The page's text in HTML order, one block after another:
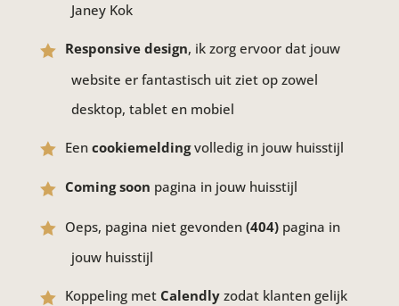
Janey Kok
Responsive design, ik zorg ervoor dat jouw
website er fantastisch uit ziet op zowel
desktop, tablet en mobiel
Een cookiemeldingvolledig in jouw huisstijl
Coming soon pagina in jouw huisstijl
Oeps, pagina niet gevonden (404)pagina in
jouw huisstijl
Koppeling met Calendlyzodat klanten gelijk